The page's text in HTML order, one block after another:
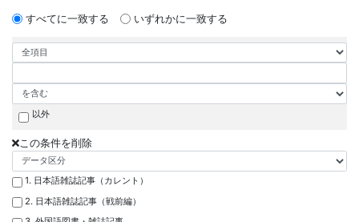
すべてに一致する
いずれかに一致する
以外
この条件を削除
1. 日本語雑誌記事（カレント）
2. 日本語雑誌記事（戦前編）